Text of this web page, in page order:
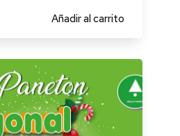
Añadir al carrito